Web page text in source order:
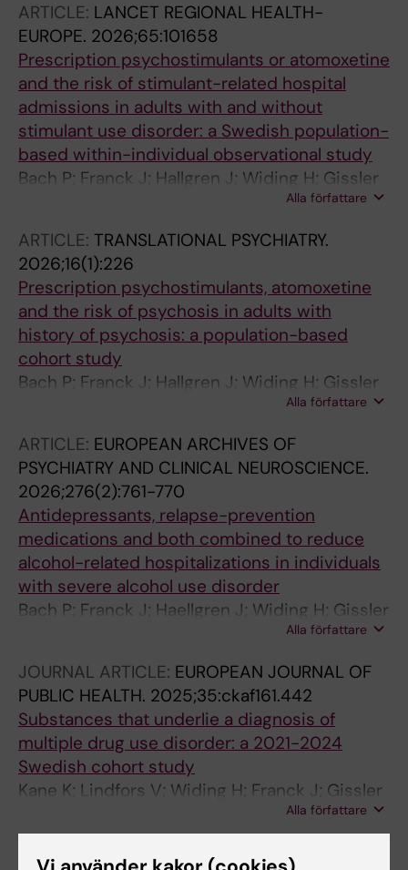
ARTICLE: LANCET REGIONAL HEALTH-
EUROPE. 2026;65:101658
Prescription psychostimulants or atomoxetine
and the risk of stimulant-related hospital
admissions in adults with and without
stimulant use disorder: a Swedish population-
based within-individual observational study
Bach P; Franck J; Hallgren J; Widing H; Gissler
Alla författare
ARTICLE: TRANSLATIONAL PSYCHIATRY.
2026;16(1):226
Prescription psychostimulants, atomoxetine
and the risk of psychosis in adults with
history of psychosis: a population-based
cohort study
Bach P; Franck J; Hallgren J; Widing H; Gissler
Alla författare
ARTICLE: EUROPEAN ARCHIVES OF
PSYCHIATRY AND CLINICAL NEUROSCIENCE.
2026;276(2):761-770
Antidepressants, relapse-prevention
medications and both combined to reduce
alcohol-related hospitalizations in individuals
with severe alcohol use disorder
Bach P; Franck J; Haellgren J; Widing H; Gissler
Alla författare
JOURNAL ARTICLE: EUROPEAN JOURNAL OF
PUBLIC HEALTH. 2025;35:ckaf161.442
Substances that underlie a diagnosis of
multiple drug use disorder: a 2021-2024
Swedish cohort study
Kane K; Lindfors V; Widing H; Franck J; Gissler
Alla författare
ARTICLE:
COMMUNICATIONS MEDICINE.